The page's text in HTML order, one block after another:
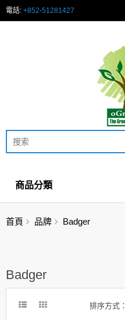
電話: +852-51281427
商品分類
首頁 品牌 Badger
Badger
排序方式：